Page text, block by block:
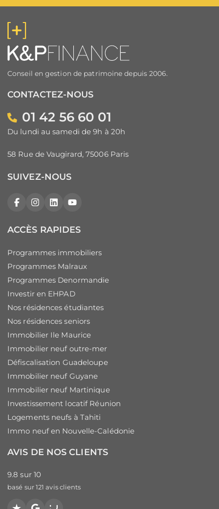
Conseil en gestion de patrimoine depuis 2006.
CONTACTEZ-NOUS
01 42 56 60 01
Du lundi au samedi de 9h à 20h
58 Rue de Vaugirard, 75006 Paris
SUIVEZ-NOUS
FacebookInstagram
LinkedInYouTube
ACCÈS RAPIDES
Programmes immobiliers
Programmes Malraux
Programmes Denormandie
Investir en EHPAD
Nos résidences étudiantes
Nos résidences seniors
Immobilier Ile Maurice
Immobilier neuf outre-mer
Défiscalisation Guadeloupe
Immobilier neuf Guyane
Immobilier neuf Martinique
Investissement locatif Réunion
Logements neufs à Tahiti
Immo neuf en Nouvelle-Calédonie
AVIS DE NOS CLIENTS
9.8 sur 10
basé sur 121 avis clients